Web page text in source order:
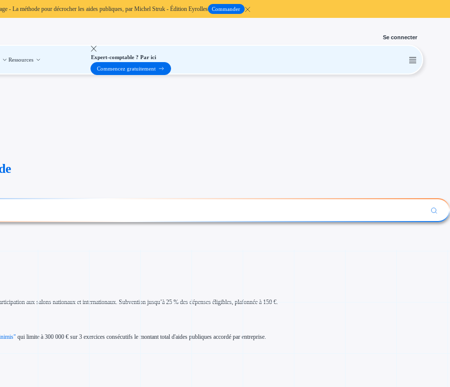
- La méthode pour décrocher les aides publiques, par Michel Struk - Édition Eyrolles Commander
Se connecter
Ressources
Expert-comptable ? Par ici
Commencez gratuitement
aux salons nationaux et internationaux. Subvention jusqu’à 25 % des dépenses éligibles, plafonnée à 150 €.
qui limite à 300 000 € sur 3 exercices consécutifs le montant total d'aides publiques accordé par entreprise.